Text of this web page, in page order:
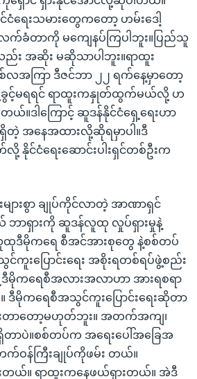
ငံရေးသမားတွေကတော့ ဟမ်းဒေါ့
လက်ခံတာကို မကျေနပ်ကြပါဘူး။ပြည်သူ
း အဆိုး မဆိုသာပါဘူး။ရာထူး
လအကြာ ဒီဇင်ဘာ ၂၂ ရက်နေ့မှာတော့
င့်မရရင် ရာထူးကနှုတ်ထွက်မယ်လို့ ဟ
တယ်။ဒါကြောင့် ဆူဒန်နိုင်ငံရှေ့ရေးဟာ
ရှိတဲ့ အနေအထားလို့ဆိုရမှာပါ။ဒီ
နိုင်ငံရေးဆောင်းပါးရှင်တစ်ဦးက
များစွာ ချုပ်ကိုင်လာတဲ့ အာဏာရှင်
ဘာရှားကို ဆူဒန်လူထု လှုပ်ရှားမှုနဲ့
ဒီမိုကရေ စီအင်အားစုတွေ နဲ့စစ်တပ်
းပြောင်းရေး အစိုးရတစ်ရပ်ဖွဲ့စည်း
ကရေစီအလားအလာဟာ အားရစရာ
ဒီမိုကရေစီအသွင်ကူးပြောင်းရေးဆိုတာ
တာတော့မဟုတ်ဘူး။ အတက်အကျ၊
ပဲ။စစ်တပ်က အရေးပေါ်အခြေအ
က်ဝန်ကြီးချုပ်ကိုဖမ်း တယ်။
းတယ်။ ရာထူးကနေဖယ်ရှားတယ်။ အဲဒီ